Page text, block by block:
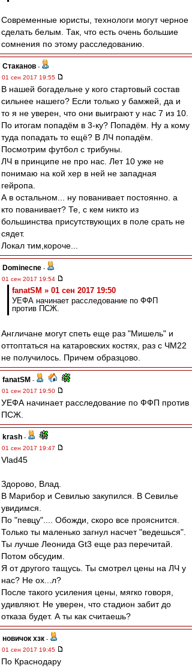
Современные юристы, технологи могут черное
сделать белым. Так, что есть очень большие
сомнения по этому расследованию.
Cтаканов -
01 сен 2017 19:55
В нашей богадельне у кого стартовый состав
сильнее нашего? Если только у бамжей, да и
то я не уверен, что они выиграют у нас 7 из 10.
По итогам попадём в 3-ку? Попадём. Ну а кому
туда попадать то ещё? В ЛЧ попадём.
Посмотрим футбол с трибуны.
ЛЧ в принципе не про нас. Лет 10 уже не
понимаю на кой хер в ней не западная
гейропа.
А в остальном... ну пованивает постоянно. а
кто пованивает? Те, с кем никто из
большинства присутствующих в поле срать не
сядет.
Локал тим,короче...
Dominecne -
01 сен 2017 19:54
fanatSM » 01 сен 2017 19:50
УЕФА начинает расследование по ФФП
против ПСЖ.
Англичане могут спеть еще раз "Мишель" и
оттоптаться на катаровских костях, раз с ЧМ22
не получилось. Причем образцово.
fanatSM -
01 сен 2017 19:50
УЕФА начинает расследование по ФФП против
ПСЖ.
krash -
01 сен 2017 19:47
Vlad45
Здорово, Влад.
В Марибор и Севилью закупился. В Севилье
увидимся.
По "певцу".... Обожди, скоро все прояснится.
Только ты маленько загнул насчет "ведешься".
Ты лучше Леонида Gt3 еще раз перечитай.
Потом обсудим.
Я от другого тащусь. Ты смотрел цены на ЛЧ у
нас? Не ох...л?
После такого усиления цены, мягко говоря,
удивляют. Не уверен, что стадион забит до
отказа будет. А ты как считаешь?
новичок хзк -
01 сен 2017 19:45
По Краснодару